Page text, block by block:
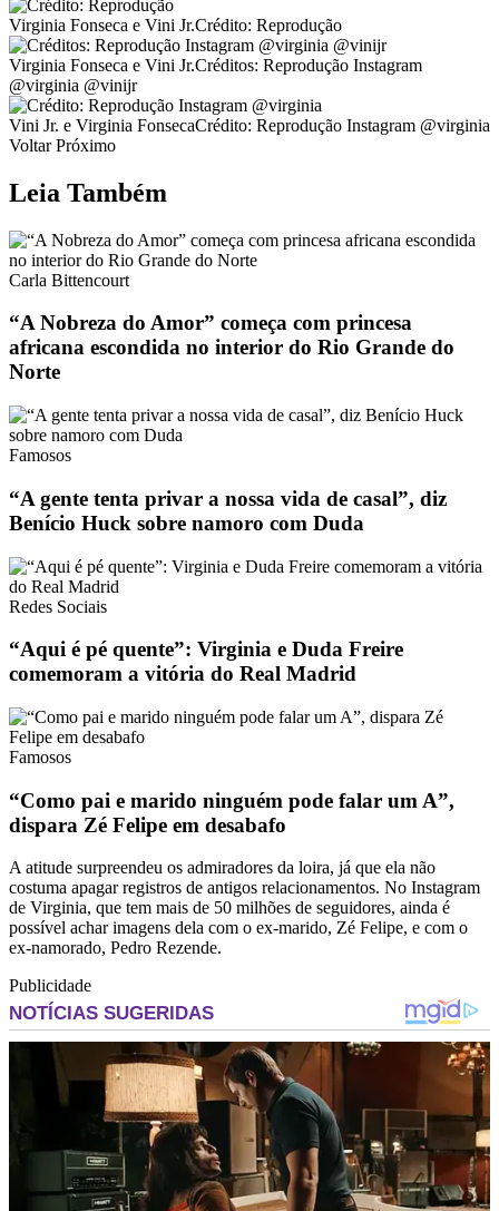
Virginia Fonseca e Vini Jr.Crédito: Reprodução
Virginia Fonseca e Vini Jr.Créditos: Reprodução Instagram
@virginia @vinijr
Vini Jr. e Virginia FonsecaCrédito: Reprodução Instagram @virginia
Voltar Próximo
Leia Também
Carla Bittencourt
“A Nobreza do Amor” começa com princesa
africana escondida no interior do Rio Grande do
Norte
Famosos
“A gente tenta privar a nossa vida de casal”, diz
Benício Huck sobre namoro com Duda
Redes Sociais
“Aqui é pé quente”: Virginia e Duda Freire
comemoram a vitória do Real Madrid
Famosos
“Como pai e marido ninguém pode falar um A”,
dispara Zé Felipe em desabafo
A atitude surpreendeu os admiradores da loira, já que ela não
costuma apagar registros de antigos relacionamentos. No Instagram
de Virginia, que tem mais de 50 milhões de seguidores, ainda é
possível achar imagens dela com o ex-marido, Zé Felipe, e com o
ex-namorado, Pedro Rezende.
Publicidade